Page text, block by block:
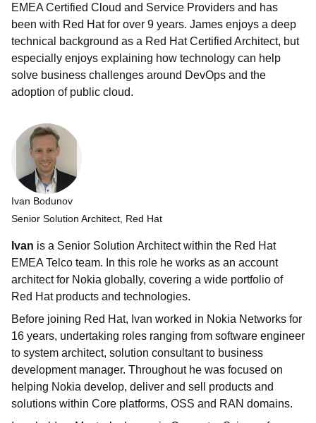
EMEA Certified Cloud and Service Providers and has
been with Red Hat for over 9 years. James enjoys a deep
technical background as a Red Hat Certified Architect, but
especially enjoys explaining how technology can help
solve business challenges around DevOps and the
adoption of public cloud.
Ivan Bodunov
Senior Solution Architect, Red Hat
Ivan is a Senior Solution Architect within the Red Hat
EMEA Telco team. In this role he works as an account
architect for Nokia globally, covering a wide portfolio of
Red Hat products and technologies.
Before joining Red Hat, Ivan worked in Nokia Networks for
16 years, undertaking roles ranging from software engineer
to system architect, solution consultant to business
development manager. Throughout he was focused on
helping Nokia develop, deliver and sell products and
solutions within Core platforms, OSS and RAN domains.